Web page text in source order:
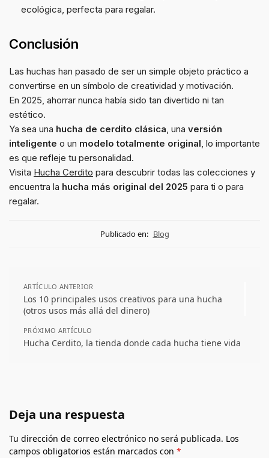
ecológica, perfecta para regalar.
Conclusión
Las huchas han pasado de ser un simple objeto práctico a
convertirse en un símbolo de creatividad y motivación.
En 2025, ahorrar nunca había sido tan divertido ni tan
estético.
Ya sea una hucha de cerdito clásica, una versión
inteligente o un modelo totalmente original, lo importante
es que refleje tu personalidad.
Visita Hucha Cerdito para descubrir todas las colecciones y
encuentra la hucha más original del 2025 para ti o para
regalar.
Publicado en: Blog
ARTÍCULO ANTERIOR
Los 10 principales usos creativos para una hucha
(otros usos más allá del dinero)
PRÓXIMO ARTÍCULO
Hucha Cerdito, la tienda donde cada hucha tiene vida
Deja una respuesta
Tu dirección de correo electrónico no será publicada. Los
campos obligatorios están marcados con *